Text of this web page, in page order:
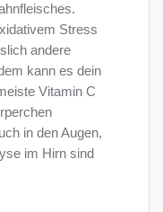
Stress
andere
kann es dein
Vitamin C
in den Augen,
im Hirn sind